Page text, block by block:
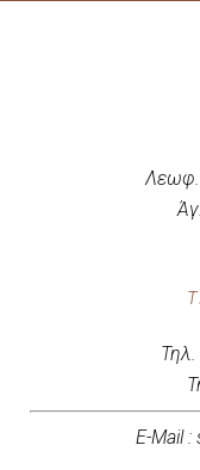
Λεωφ.
E-Mail